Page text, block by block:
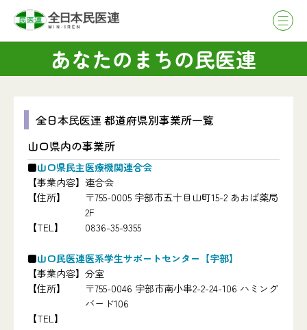
あなたのまちの民医連
全日本民医連 都道府県別事業所一覧
山口県内の事業所
山口県民主医療機関連合会
【事業内容】 連合会
【住所】
〒755-0005 宇部市五十目山町15-2 あおば薬局
2F
【TEL】
0836-35-9355
山口民医連医系学生サポートセンター【宇部】
【事業内容】 分室
【住所】
〒755-0046 宇部市南小串2-2-24-106 ハミング
バード106
【TEL】